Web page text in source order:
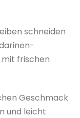
schneiden
frischen
Geschmack
und leicht